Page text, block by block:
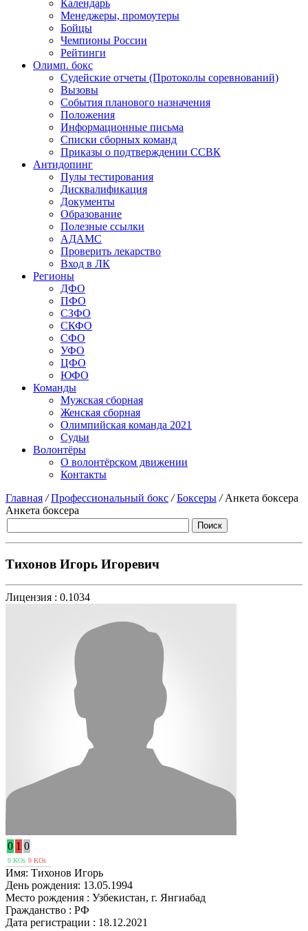
Календарь
Менеджеры, промоутеры
Бойцы
Чемпионы России
Рейтинги
Олимп. бокс
Судейские отчеты (Протоколы соревнований)
Вызовы
События планового назначения
Положения
Информационные письма
Списки сборных команд
Приказы о подтверждении ССВК
Антидопинг
Пулы тестирования
Дисквалификация
Документы
Образование
Полезные ссылки
АДАМС
Проверить лекарство
Вход в ЛК
Регионы
ДФО
ПФО
СЗФО
СКФО
СФО
УФО
ЦФО
ЮФО
Команды
Мужская сборная
Женская сборная
Олимпийская команда 2021
Судьи
Волонтёры
О волонтёрском движении
Контакты
Главная / Профессиональный бокс / Боксеры /Анкета боксера
Анкета боксера
Тихонов Игорь Игоревич
Лицензия : 0.1034
0 1 0
0 KOs 0 KOs
Имя: Тихонов Игорь
День рождения: 13.05.1994
Место рождения : Узбекистан, г. Янгиабад
Гражданство : РФ
Дата регистрации : 18.12.2021